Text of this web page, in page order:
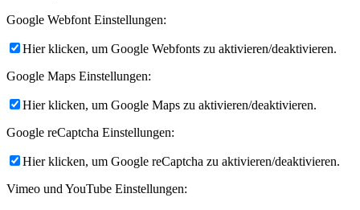
Google Webfont Einstellungen:
Hier klicken, um Google Webfonts zu aktivieren/deaktivieren.
Google Maps Einstellungen:
Hier klicken, um Google Maps zu aktivieren/deaktivieren.
Google reCaptcha Einstellungen:
Hier klicken, um Google reCaptcha zu aktivieren/deaktivieren.
Vimeo und YouTube Einstellungen: